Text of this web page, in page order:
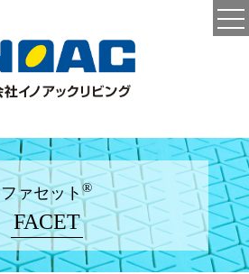
ファセット®
FACET